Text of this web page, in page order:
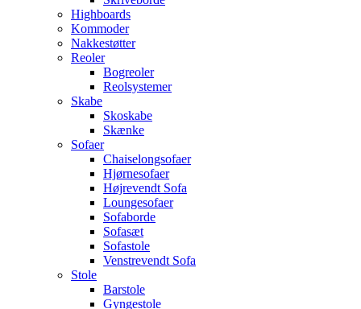
Highboards
Kommoder
Nakkestøtter
Reoler
Bogreoler
Reolsystemer
Skabe
Skoskabe
Skænke
Sofaer
Chaiselongsofaer
Hjørnesofaer
Højrevendt Sofa
Loungesofaer
Sofaborde
Sofasæt
Sofastole
Venstrevendt Sofa
Stole
Barstole
Gyngestole